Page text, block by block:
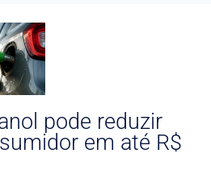
pode reduzir
em até R$